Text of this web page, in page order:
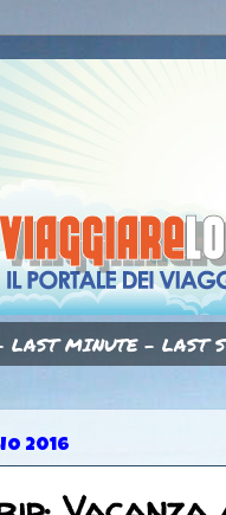
LAST MINUTE - LAST
2016